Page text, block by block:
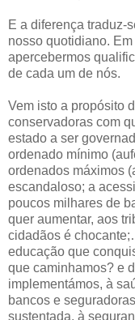
E a diferença traduz-
nosso quotidiano.
apercebermos
de cada um de nós.
Vem isto a propósito
conservadoras com
estado a ser
ordenado mínimo
ordenados máximos
escandaloso; a
poucos milhares de
quer aumentar, aos
cidadãos é
educação que
que caminhamos? e
implementámos, à
bancos e
sustentada, à